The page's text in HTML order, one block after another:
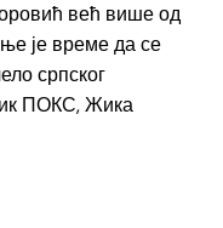
већ више од
је време да се
српског
ПОКС, Жика